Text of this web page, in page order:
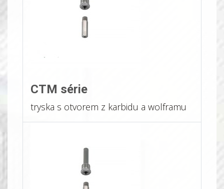
CTM série
tryska s otvorem z karbidu a wolframu